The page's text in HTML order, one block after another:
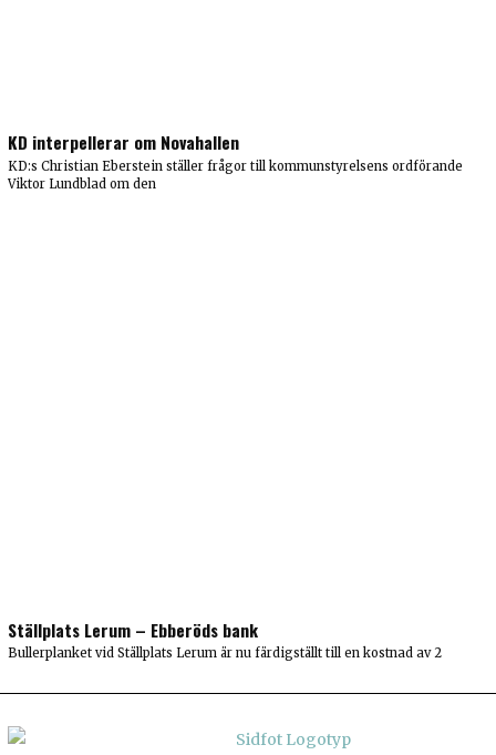
KD interpellerar om Novahallen
KD:s Christian Eberstein ställer frågor till kommunstyrelsens ordförande
Viktor Lundblad om den
Ställplats Lerum – Ebberöds bank
Bullerplanket vid Ställplats Lerum är nu färdigställt till en kostnad av 2